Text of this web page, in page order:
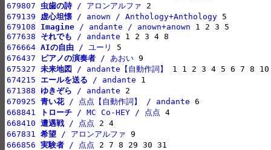
679807 虫歯の詩 / アロンアルファ
679139 虚心坦懐 / anown / Anthology+Anthology
679108 Imagine / andante / anown+anown
677638 それでも / andante
676664 AIの自由 / ユーリ
676437
ピアノの演奏者 / あおい
675327 未来地図
/ andante【自動作詞】
674215 エールを送る / andante
671388 ゆきぞら / andante
670925 青い花 / 点点【自動作詞】 / andante
668841
トローチ / MC Co-HEY / 点点
668410 遭遇戦 / 点点
667831 希望 / アロンアルファ
666856 実験者 / 点点